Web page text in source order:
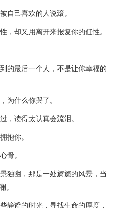
自己喜欢的人说滚。
，却又用离开来报复你的任性。
的最后一个人，不是让你幸福的
为什么你哭了。
，读得太认真会流泪。
抱你。
骨。
独幽，那是一处旖旎的风景，当
。
静谧的时光，寻找生命的厚度，